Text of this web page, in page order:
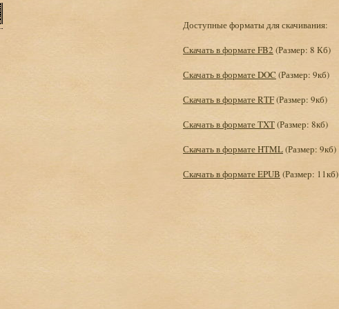
Доступные форматы для скачивания:
Скачать в формате FB2 (Размер: 8 Кб)
Скачать в формате DOC (Размер: 9кб)
Скачать в формате RTF(Размер: 9кб)
Скачать в формате TXT(Размер: 8кб)
Скачать в формате HTML(Размер: 9кб)
Скачать в формате EPUB (Размер: 11кб)